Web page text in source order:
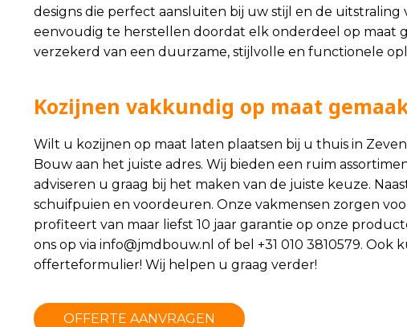
designs die perfect aansluiten bij uw stijl en de uitstraling
eenvoudig te herstellen doordat elk onderdeel op maat
verzekerd van een duurzame, stijlvolle en functionele
Kozijnen vakkundig op maat
Wilt u kozijnen op maat laten plaatsen bij u thuis in
Bouw aan het juiste adres. Wij bieden een ruim
adviseren u graag bij het maken van de juiste keuze.
schuifpuien en voordeuren. Onze vakmensen zorgen
profiteert van maar liefst 10 jaar garantie op onze
ons op via info@jmdbouw.nl of bel +31 010 3810579.
offerteformulier! Wij helpen u graag verder!
OFFERTE AANVRAGEN